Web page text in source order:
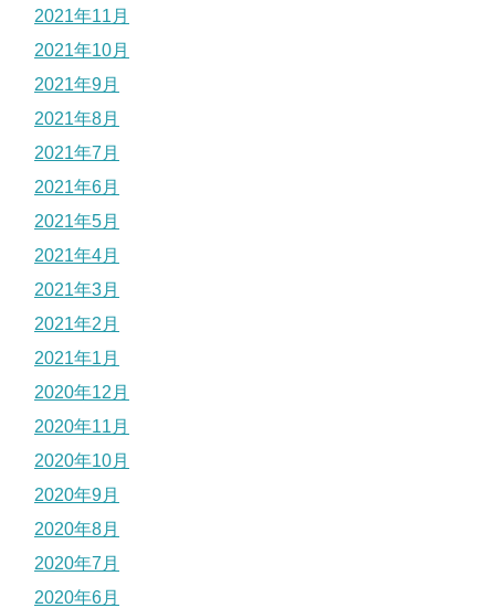
2021年11月
2021年10月
2021年9月
2021年8月
2021年7月
2021年6月
2021年5月
2021年4月
2021年3月
2021年2月
2021年1月
2020年12月
2020年11月
2020年10月
2020年9月
2020年8月
2020年7月
2020年6月